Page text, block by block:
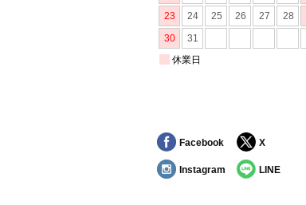
Facebook X
Instagram LINE